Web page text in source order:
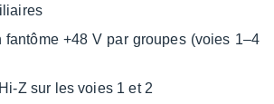
fantôme +48 V par groupes (voies 1–4
Z sur les voies 1 et 2